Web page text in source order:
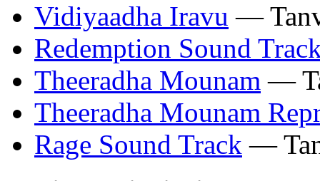
Vidiyaadha Iravu —
Redemption Sound
Theeradha Mounam —
Theeradha Mounam
Rage Sound Track —